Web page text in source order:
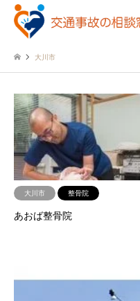
大川市
大川市 整骨院
あおば整骨院